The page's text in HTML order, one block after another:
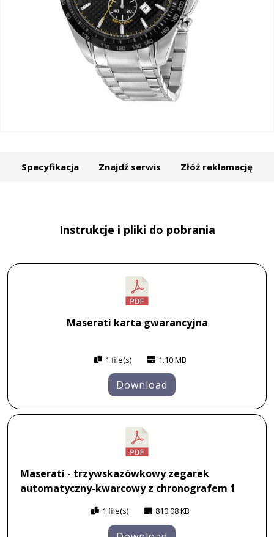
Specyfikacja Znajdź serwis Złóż reklamację
Instrukcje i pliki do pobrania
Maserati karta gwarancyjna
1 file(s) 1.10 MB
Download
Maserati - trzywskazówkowy zegarek
automatyczny-kwarcowy z chronografem 1
1 file(s) 810.08 KB